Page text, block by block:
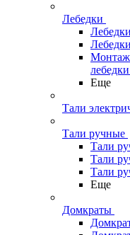
Лебедки
Еще
Тали
Тали ручные
Тали
Тали
Тали
Еще
Домкраты